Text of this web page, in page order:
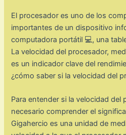
El procesador es uno de los
importantes de un dispositivo
computadora portátil 💻, una
La velocidad del procesador,
es un indicador clave del
¿cómo saber si la velocidad del
Para entender si la velocidad del
necesario comprender el
Gigahercio es una unidad de